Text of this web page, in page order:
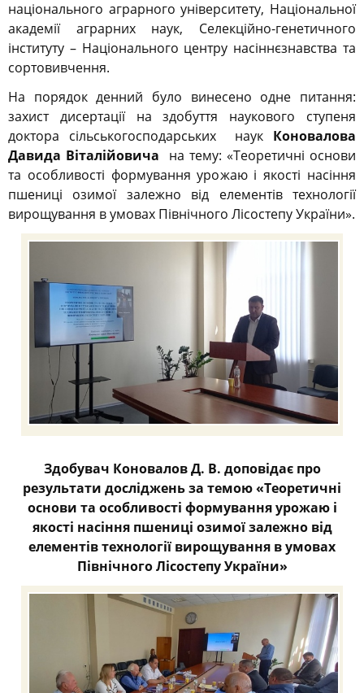
національного аграрного університету, Національної
академії аграрних наук, Селекційно-генетичного
інституту – Національного центру насіннєзнавства та
сортовивчення.
На порядок денний було винесено одне питання:
захист дисертації на здобуття наукового ступеня
доктора сільськогосподарських наук Коновалова
Давида Віталійовича
на тему: «Теоретичні основи
та особливості формування урожаю і якості насіння
пшениці озимої залежно від елементів технології
вирощування в умовах Північного Лісостепу України».
Здобувач Коновалов Д. В. доповідає про
результати досліджень за темою «Теоретичні
основи та особливості формування урожаю і
якості насіння пшениці озимої залежно від
елементів технології вирощування в умовах
Північного Лісостепу України»